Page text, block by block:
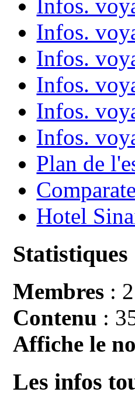
Infos.
Infos.
Infos.
Infos.
Infos.
Infos.
Plan de
Hotel
Statistiques
Membres : 2
Contenu :
Affiche le
Les infos